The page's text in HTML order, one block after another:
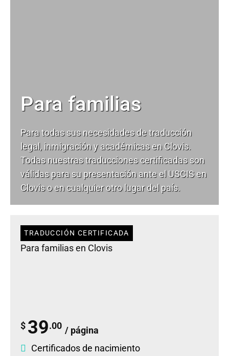
Para familias
Para todas sus necesidades detraducción
legal, inmigración y académicas en Clovis.
Todas nuestras traducciones certificadas son
válidas para su presentación ante el USCIS en
Clovis o en cualquier otro lugar del país.
TRADUCCIÓN CERTIFICADA
Para familias en Clovis
$ 39.00 / página
Certificados de nacimiento